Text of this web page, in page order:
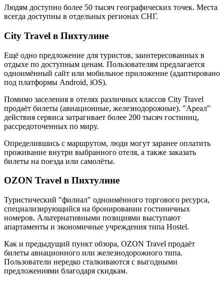
Людям доступно более 50 тысяч географических точек. Места
всегда доступны в отдельных регионах СНГ.
City Travel в Пихтулине
Ещё одно предложение для туристов, заинтересованных в
отдыхе по доступным ценам. Пользователям предлагается
одноимённый сайт или мобильное приложение (адаптировано
под платформы Android, iOS).
Помимо заселения в отелях различных классов City Travel
продаёт билеты (авиационные, железнодорожные). "Ареал"
действия сервиса затрагивает более 200 тысяч гостиниц,
рассредоточенных по миру.
Определившись с маршрутом, люди могут заранее оплатить
проживание внутри выбранного отеля, а также заказать
билеты на поезда или самолёты.
OZON Travel в Пихтулине
Туристический "филиал" одноимённого торгового ресурса,
специализирующийся на бронировании гостиничных
номеров. Альтернативными позициями выступают
апартаменты и экономичные учреждения типа Hostel.
Как и предыдущий пункт обзора, OZON Travel продаёт
билеты авиационного или железнодорожного типа.
Пользователи нередко сталкиваются с выгодными
предложениями благодаря скидкам.